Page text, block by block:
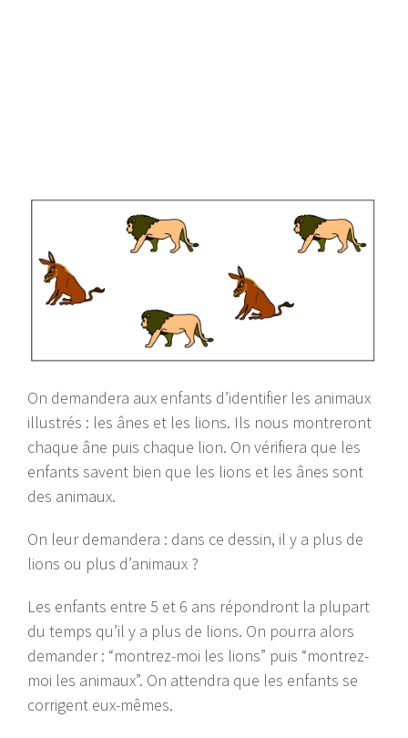
On demandera aux enfants d’identifier les animaux
illustrés : les ânes et les lions. Ils nous montreront
chaque âne puis chaque lion. On vérifiera que les
enfants savent bien que les lions et les ânes sont
des animaux.
On leur demandera : dans ce dessin, il y a plus de
lions ou plus d’animaux ?
Les enfants entre 5 et 6 ans répondront la plupart
du temps qu’il y a plus de lions. On pourra alors
demander : “montrez-moi les lions” puis “montrez-
moi les animaux”. On attendra que les enfants se
corrigent eux-mêmes.